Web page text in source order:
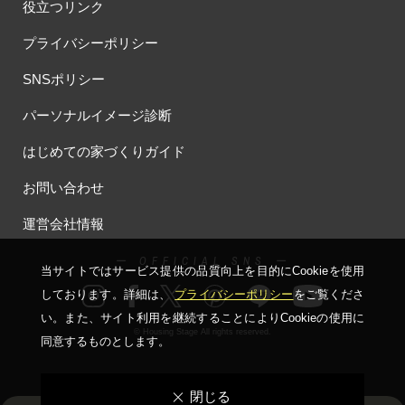
役立つリンク
プライバシーポリシー
SNSポリシー
パーソナルイメージ診断
はじめての家づくりガイド
お問い合わせ
運営会社情報
ー OFFICIAL SNS ー
© Housing Stage All rights reserved.
当サイトではサービス提供の品質向上を⽬的にCookieを使⽤
しております。詳細は、プライバシーポリシーをご覧くださ
い。
また、サイト利⽤を継続することによりCookieの使⽤に
同意するものとします。
閉じる